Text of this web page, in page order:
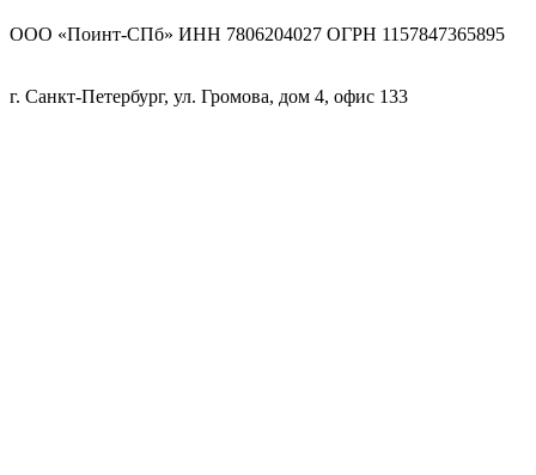
ООО «Поинт-СПб» ИНН 7806204027 ОГРН 1157847365895
г. Санкт-Петербург, ул. Громова, дом 4, офис 133